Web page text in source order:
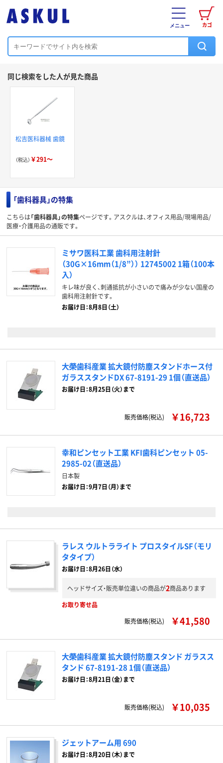
カゴ
メニュー
同じ検索をした人が見た商品
松吉医科器械 歯鏡
（税込） ￥291～
「歯科器具」の特集
こちらは「歯科器具」の特集ページです。アスクルは、オフィス用品/現場用品/
医療・介護用品の通販です。
ミサワ医科工業 歯科用注射針
（30G×16mm（1/8”）） 12745002 1箱（100本
入）
キレ味が良く、刺通抵抗が小さいので痛みが少ない国産の
歯科用注射針です。
お届け日：8月8日（土）
大榮歯科産業 拡大鏡付防塵スタンドホース付
ガラススタンドDX 67-8191-29 1個（直送品）
お届け日：8月25日（火）まで
販売価格(税込) ￥16,723
幸和ピンセット工業 KFI歯科ピンセット 05-
2985-02（直送品）
日本製
お届け日：9月7日（月）まで
ラレス ウルトラライト プロスタイルSF（モリ
タタイプ）
お届け日：8月26日（水）
ヘッドサイズ・販売単位違いの商品が2商品あります
お取り寄せ品
販売価格(税込)
￥41,580
大榮歯科産業 拡大鏡付防塵スタンド ガラスス
タンド 67-8191-28 1個（直送品）
お届け日：8月21日（金）まで
販売価格(税込) ￥10,035
ジェットアーム用 690
お届け日：8月20日（木）まで